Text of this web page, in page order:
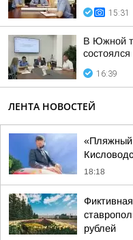
15:31
В Южной
16:39
ЛЕНТА НОВОСТЕЙ
«Пляжный
18:18
рублей